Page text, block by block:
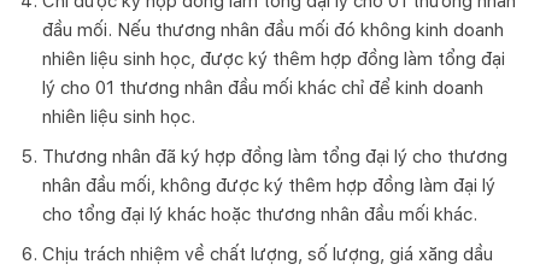
đầu mối. Nếu thương nhân đầu mối đó không kinh doanh
nhiên liệu sinh học, được ký thêm hợp đồng làm tổng đại
lý cho 01 thương nhân đầu mối khác chỉ để kinh doanh
nhiên liệu sinh học.
Thương nhân đã ký hợp đồng làm tổng đại lý cho thương
nhân đầu mối, không được ký thêm hợp đồng làm đại lý
cho tổng đại lý khác hoặc thương nhân đầu mối khác.
Chịu trách nhiệm về chất lượng, số lượng, giá xăng dầu